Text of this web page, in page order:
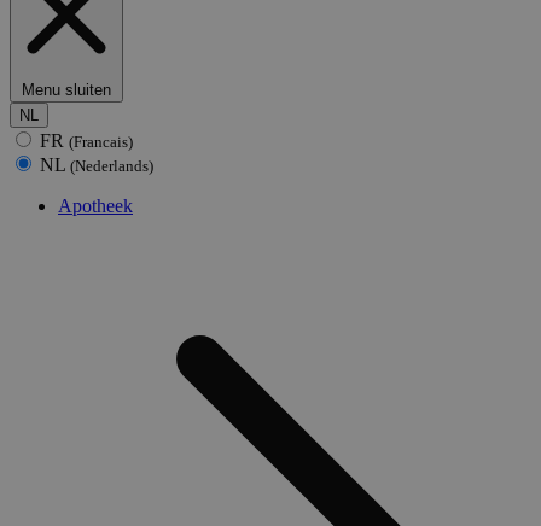
Menu sluiten
NL
FR (Francais)
NL (Nederlands)
Apotheek